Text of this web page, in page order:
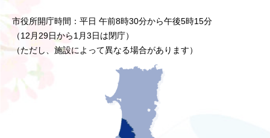
市役所開庁時間：平日 午前8時30分から午後5時15分
（12月29日から1月3日は閉庁）
（ただし、施設によって異なる場合があります）